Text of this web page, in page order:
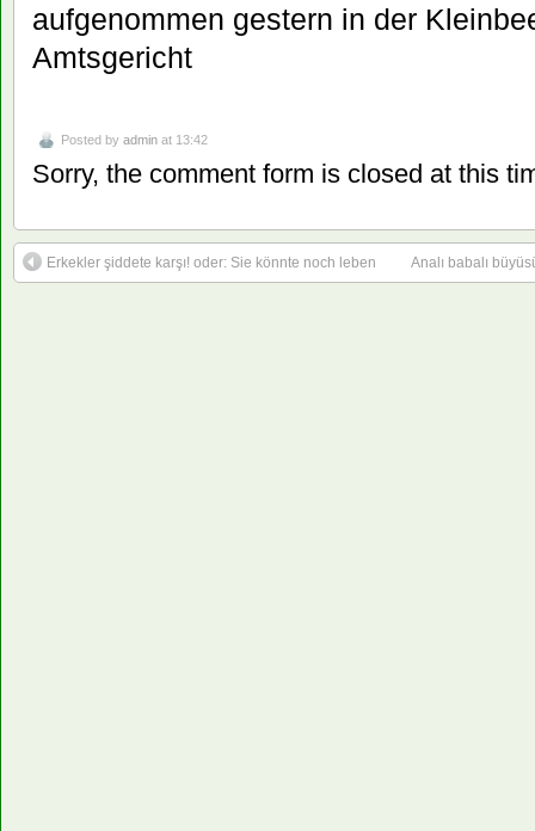
aufgenommen gestern in der
Amtsgericht
Posted by admin at 13:42
Sorry, the comment form is closed at this
Erkekler şiddete karşı! oder: Sie könnte noch leben Analı babalı